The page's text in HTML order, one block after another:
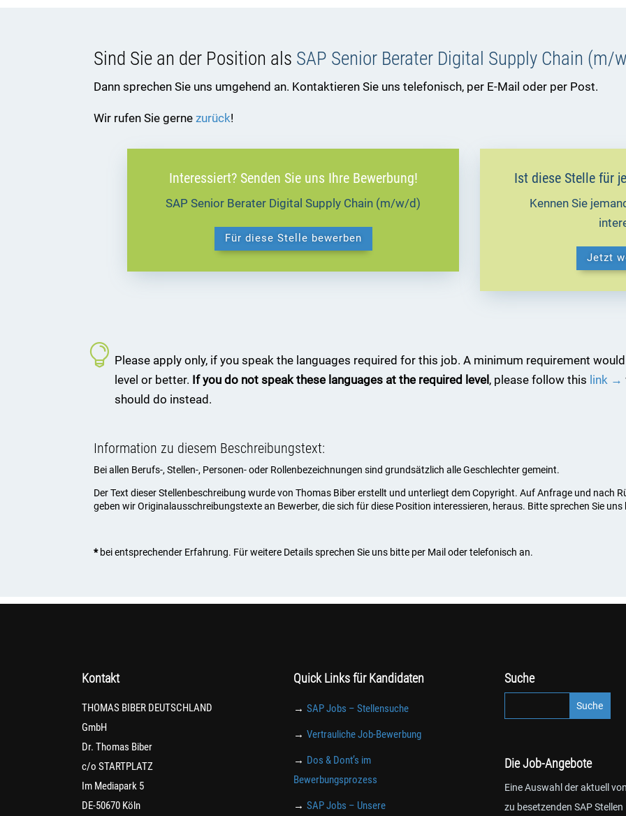
Sind Sie an der Position als SAP Senior Berater Digital Supply Chain (m/
Dann sprechen Sie uns umgehend an. Kontaktieren Sie uns telefonisch, per E-Mail oder per Post.
Wir rufen Sie gernezurück!
Interessiert? Senden Sie uns Ihre Bewerbung!
SAP Senior Berater Digital Supply Chain (m/w/d)
Für diese Stelle bewerben
Ist diese Stelle für
Kennen Sie
Jetzt
Please apply only, if you speak the languages required for this job. A minimum requirement
level or better. If you do not speak these languages at the required level, please follow this link →
should do instead.
Information zu diesem Beschreibungstext:
Bei allen Berufs-, Stellen-, Personen- oder Rollenbezeichnungen sind grundsätzlich alle Geschlechter gemeint.
Der Text dieser Stellenbeschreibung wurde von Thomas Biber erstellt und unterliegt dem Copyright. Auf Anfrage und nach
geben wir Originalausschreibungstexte an Bewerber, die sich für diese Position interessieren, heraus. Bitte sprechen Sie uns
* bei entsprechender Erfahrung. Für weitere Details sprechen Sie uns bitte per Mail oder telefonisch an.
Kontakt
THOMAS BIBER DEUTSCHLAND
GmbH
Dr. Thomas Biber
c/o STARTPLATZ
Im Mediapark 5
DE-50670 Köln
Quick Links für Kandidaten
→ SAP Jobs – Stellensuche
→ Vertrauliche Job-Bewerbung
→ Dos & Dont’s im
Bewerbungsprozess
→ SAP Jobs – Unsere
Suche
Die Job-Angebote
Eine Auswahl der aktuell
zu besetzenden SAP Stellen